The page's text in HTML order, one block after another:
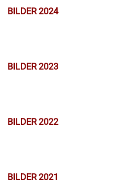
BILDER 2024
BILDER 2023
BILDER 2022
BILDER 2021